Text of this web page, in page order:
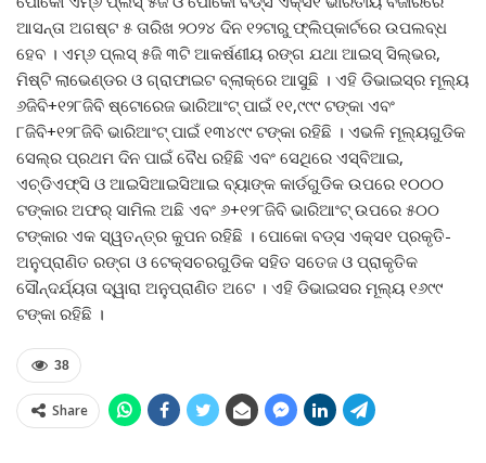
ଆସନ୍ତା ଅଗଷ୍ଟ ୫ ତାରିଖ ୨୦୨୪ ଦିନ ୧୨ଟାରୁ ଫ୍ଲିପ୍‌କାର୍ଟରେ ଉପଲବ୍ଧ
ହେବ । ଏମ୍‌୬ ପ୍ଲସ୍ ୫ଜି ୩ଟି ଆକର୍ଷଣୀୟ ରଙ୍ଗ ଯଥା ଆଇସ୍ ସିଲ୍‌ଭର,
ମିଷ୍ଟି ଲାଭେଣ୍ଡର ଓ ଗ୍ରାଫାଇଟ ବ୍ଲାକ୍‌ରେ ଆସୁଛି । ଏହି ଡିଭାଇସ୍‌ର ମୂଲ୍ୟ
୬ଜିବି+୧୨୮ଜିବି ଷ୍ଟୋରେଜ ଭାରିଆଂଟ୍ ପାଇଁ ୧୧,୯୯୯ ଟଙ୍କା ଏବଂ
୮ଜିବି+୧୨୮ଜିବି ଭାରିଆଂଟ୍ ପାଇଁ ୧୩୪୯୯ ଟଙ୍କା ରହିଛି । ଏଭଳି ମୂଲ୍ୟଗୁଡିକ
ସେଲ୍‌ର ପ୍ରଥମ ଦିନ ପାଇଁ ବୈଧ ରହିଛି ଏବଂ ସେଥିରେ ଏସ୍‌ବିଆଇ,
ଏଚ୍‌ଡିଏଫ୍‌ସି ଓ ଆଇସିଆଇସିଆଇ ବ୍ୟାଙ୍କ କାର୍ଡଗୁଡିକ ଉପରେ ୧୦୦୦
ଟଙ୍କାର ଅଫର୍ ସାମିଲ ଅଛି ଏବଂ ୬+୧୨୮ଜିବି ଭାରିଆଂଟ୍ ଉପରେ ୫୦୦
ଟଙ୍କାର ଏକ ସ୍ୱତନ୍ତ୍ର କୁପନ ରହିଛି । ପୋକୋ ବଡ୍‌ସ ଏକ୍ସ୧ ପ୍ରକୃତି-
ଅନୁପ୍ରାଣିତ ରଙ୍ଗ ଓ ଟେକ୍ସଚରଗୁଡିକ ସହିତ ସତେଜ ଓ ପ୍ରାକୃତିକ
ସୌନ୍ଦର୍ଯ୍ୟତା ଦ୍ୱାରା ଅନୁପ୍ରାଣିତ ଅଟେ । ଏହି ଡିଭାଇସର ମୂଲ୍ୟ ୧୬୯୯
ଟଙ୍କା ରହିଛି ।
38
Share